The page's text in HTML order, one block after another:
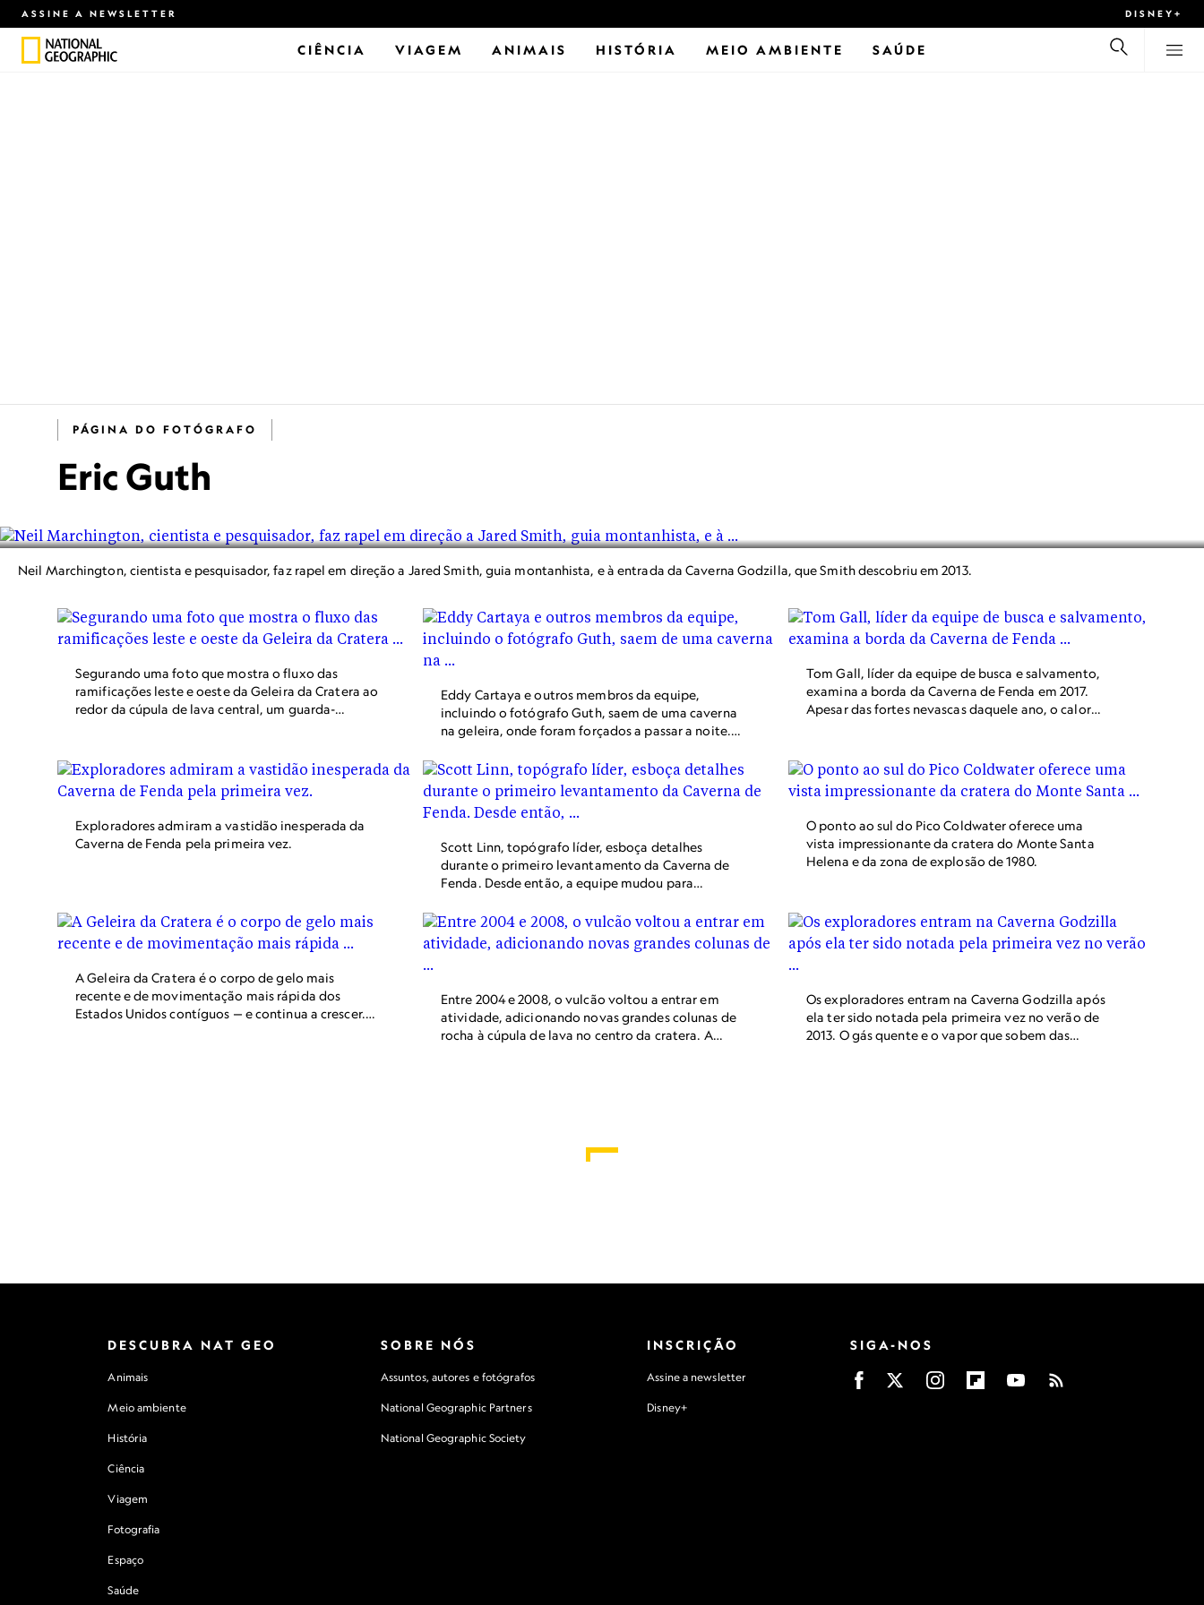
ASSINE A NEWSLETTER DISNEY+
CIÊNCIA VIAGEM ANIMAIS HISTÓRIA MEIO AMBIENTE SAÚDE
PÁGINA DO FOTÓGRAFO
Eric Guth
Neil Marchington, cientista e pesquisador, faz rapel em direção a Jared Smith, guia montanhista, e à entrada da Caverna Godzilla, que Smith descobriu em 2013.
Segurando uma foto que mostra o fluxo das
ramificações leste e oeste da Geleira da Cratera ao
redor da cúpula de lava central, um guarda-
desde sua erupção em 1980.
Eddy Cartaya e outros membros da equipe,
incluindo o fotógrafo Guth, saem de uma caverna
na geleira, onde foram forçados a passar a noite.
impediu o helicóptero de pousar para buscá-los de
volta. Felizmente, a equipe dispunha de sacos de
dormir, fogão e outros equipamentos de
sobrevivência.
Tom Gall, líder da equipe de busca e salvamento,
examina a borda da Caverna de Fenda em 2017.
Apesar das fortes nevascas daquele ano, o calor
Exploradores admiram a vastidão inesperada da
Caverna de Fenda pela primeira vez.
Scott Linn, topógrafo líder, esboça detalhes
durante o primeiro levantamento da Caverna de
Fenda. Desde então, a equipe mudou para
O ponto ao sul do Pico Coldwater oferece uma
vista impressionante da cratera do Monte Santa
Helena e da zona de explosão de 1980.
A Geleira da Cratera é o corpo de gelo mais
recente e de movimentação mais rápida dos
Estados Unidos contíguos — e continua a crescer.
Entre 2004 e 2008, o vulcão voltou a entrar em
atividade, adicionando novas grandes colunas de
rocha à cúpula de lava no centro da cratera. A
Os exploradores entram na Caverna Godzilla após
ela ter sido notada pela primeira vez no verão de
2013. O gás quente e o vapor que sobem das
DESCUBRA NAT GEO
Animais
Meio ambiente
História
Ciência
Viagem
Fotografia
Espaço
Saúde
SOBRE NÓS
Assuntos, autores e fotógrafos
National Geographic Partners
National Geographic Society
INSCRIÇÃO
Assine a newsletter
Disney+
SIGA-NOS